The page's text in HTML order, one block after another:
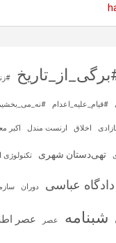
#قیام_علیه_اعدام
اخلاق ارنست مندل اکبر
تهی‌دستان شهری تکنولوژی
دادگاه عباسی دوران
شبنامه عصر عصر